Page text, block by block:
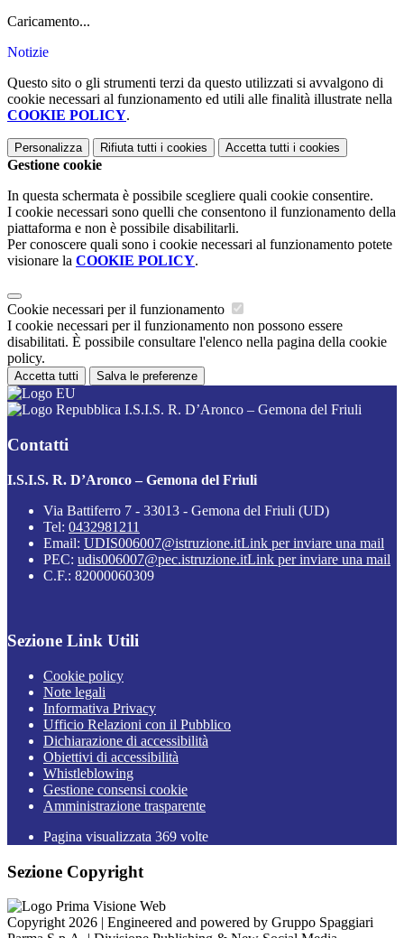
Caricamento...
Notizie
Questo sito o gli strumenti terzi da questo utilizzati si avvalgono di
cookie necessari al funzionamento ed utili alle finalità illustrate nella
COOKIE POLICY.
Personalizza Rifiuta tutti i cookies Accetta tutti i cookies
Gestione cookie
In questa schermata è possibile scegliere quali cookie consentire.
I cookie necessari sono quelli che consentono il funzionamento della
piattaforma e non è possibile disabilitarli.
Per conoscere quali sono i cookie necessari al funzionamento potete
visionare la COOKIE POLICY.
Cookie necessari per il funzionamento
I cookie necessari per il funzionamento non possono essere
disabilitati. È possibile consultare l'elenco nella pagina della cookie
policy.
Accetta tutti Salva le preferenze
I.S.I.S. R. D’Aronco – Gemona del Friuli
Contatti
I.S.I.S. R. D’Aronco – Gemona del Friuli
Via Battiferro 7 - 33013 - Gemona del Friuli (UD)
Tel: 0432981211
Email: UDIS006007@istruzione.itLink per inviare una mail
PEC: udis006007@pec.istruzione.itLink per inviare una mail
C.F.: 82000060309
Sezione Link Utili
Cookie policy
Note legali
Informativa Privacy
Ufficio Relazioni con il Pubblico
Dichiarazione di accessibilità
Obiettivi di accessibilità
Whistleblowing
Gestione consensi cookie
Amministrazione trasparente
Pagina visualizzata 369 volte
Sezione Copyright
Copyright 2026 | Engineered and powered by Gruppo Spaggiari